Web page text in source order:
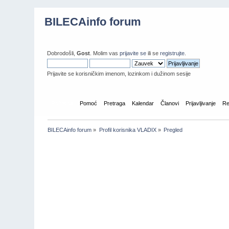
BILECAinfo forum
Dobrodošli,Gost . Molim vasprijavite se ili seregistrujte
Prijavite se korisničkim imenom, lozinkom i dužinom sesije
Pomoć Pretraga Kalendar Članovi Prijavljivanje
BILECAinfo forum » Profil korisnika VLADIX» Pregled